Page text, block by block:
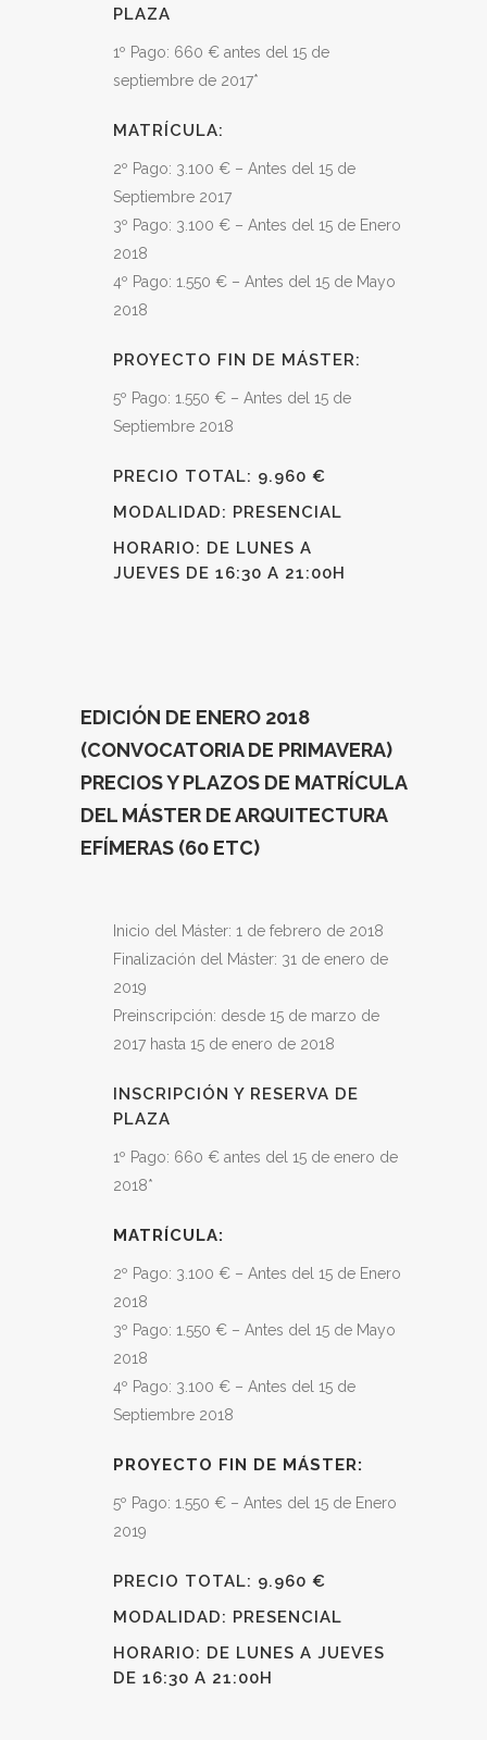
PLAZA
1º Pago: 660 € antes del 15 de
septiembre de 2017*
MATRÍCULA:
2º Pago: 3.100 € – Antes del 15 de
Septiembre 2017
3º Pago: 3.100 € – Antes del 15 de Enero
2018
4º Pago: 1.550 € – Antes del 15 de Mayo
2018
PROYECTO FIN DE MÁSTER:
5º Pago: 1.550 € – Antes del 15 de
Septiembre 2018
PRECIO TOTAL: 9.960 €
MODALIDAD: PRESENCIAL
HORARIO: DE LUNES A
JUEVES DE 16:30 A 21:00H
EDICIÓN DE ENERO 2018
(CONVOCATORIA DE PRIMAVERA)
PRECIOS Y PLAZOS DE MATRÍCULA
DEL MÁSTER DE ARQUITECTURA
EFÍMERAS (60 ETC)
Inicio del Máster: 1 de febrero de 2018
Finalización del Máster: 31 de enero de
2019
Preinscripción: desde 15 de marzo de
2017 hasta 15 de enero de 2018
INSCRIPCIÓN Y RESERVA DE
PLAZA
1º Pago: 660 € antes del 15 de enero de
2018*
MATRÍCULA:
2º Pago: 3.100 € – Antes del 15 de Enero
2018
3º Pago: 1.550 € – Antes del 15 de Mayo
2018
4º Pago: 3.100 € – Antes del 15 de
Septiembre 2018
PROYECTO FIN DE MÁSTER:
5º Pago: 1.550 € – Antes del 15 de Enero
2019
PRECIO TOTAL: 9.960 €
MODALIDAD: PRESENCIAL
HORARIO: DE LUNES A JUEVES
DE 16:30 A 21:00H